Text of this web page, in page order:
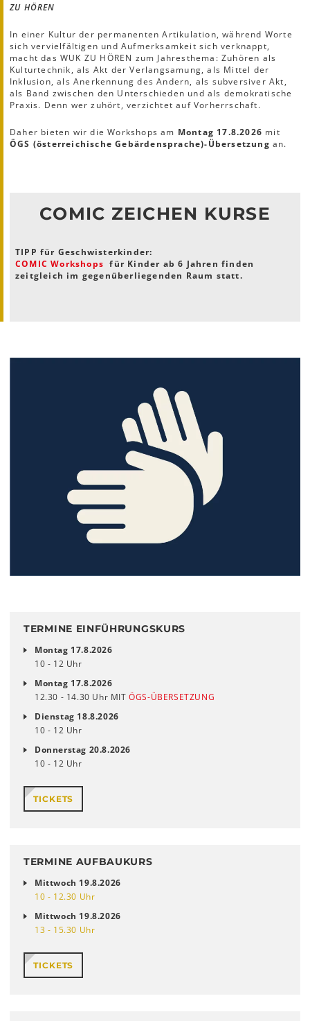
ZU HÖREN
In einer Kultur der permanenten Artikulation, während Worte
sich vervielfältigen und Aufmerksamkeit sich verknappt,
macht das WUK ZU HÖREN zum Jahresthema: Zuhören als
Kulturtechnik, als Akt der Verlangsamung, als Mittel der
Inklusion, als Anerkennung des Andern, als subversiver Akt,
als Band zwischen den Unterschieden und als demokratische
Praxis. Denn wer zuhört, verzichtet auf Vorherrschaft.
Daher bieten wir die Workshops am Montag 17.8.2026 mit
ÖGS (österreichische Gebärdensprache)-Übersetzung an.
COMIC ZEICHEN KURSE
TIPP für Geschwisterkinder:
COMIC Workshops für Kinder ab 6 Jahren finden
zeitgleich im gegenüberliegenden Raum statt.
TERMINE EINFÜHRUNGSKURS
Montag 17.8.2026
10 - 12 Uhr
Montag 17.8.2026
12.30 - 14.30 Uhr MITÖGS-ÜBERSETZUNG
Dienstag 18.8.2026
10 - 12 Uhr
Donnerstag 20.8.2026
10 - 12 Uhr
TICKETS
TERMINE AUFBAUKURS
Mittwoch 19.8.2026
10 - 12.30 Uhr
Mittwoch 19.8.2026
13 - 15.30 Uhr
TICKETS